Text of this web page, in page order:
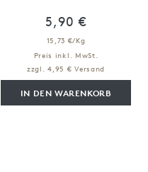
5,90 €
15,73 €/Kg
Preis inkl. MwSt.
zzgl. 4,95 € Versand
IN DEN WARENKORB